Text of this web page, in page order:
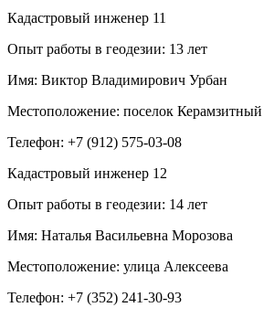
Кадастровый инженер 11
Опыт работы в геодезии: 13 лет
Имя: Виктор Владимирович Урбан
Местоположение: поселок Керамзитный
Телефон: +7 (912) 575-03-08
Кадастровый инженер 12
Опыт работы в геодезии: 14 лет
Имя: Наталья Васильевна Морозова
Местоположение: улица Алексеева
Телефон: +7 (352) 241-30-93